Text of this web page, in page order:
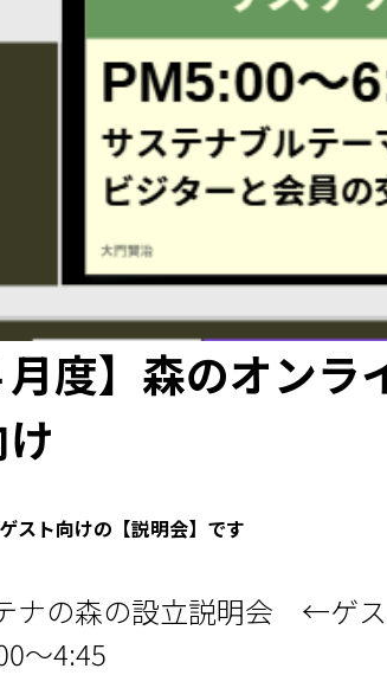
月度】森のオン
け
スト向けの【説明会】です
の森の設立説明会 ←ゲス
～4:45